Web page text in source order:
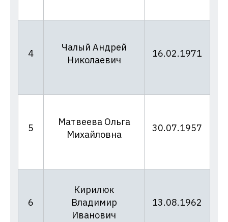
4
Чалый Андрей
Николаевич
16.02.1971
5
Матвеева Ольга
Михайловна
30.07.1957
6
Кирилюк
Владимир
Иванович
13.08.1962